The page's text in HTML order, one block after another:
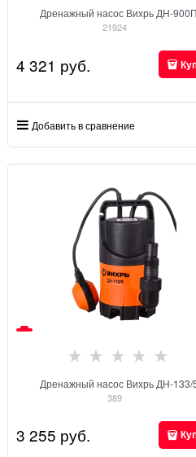
Дренажный насос Вихрь ДН-900П
21924
4 321 руб.
Добавить в сравнение
Дренажный насос Вихрь ДН-133/
389
3 255 руб.